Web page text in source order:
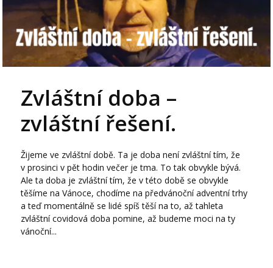
Zvláštní doba –
zvláštní řešení.
Žijeme ve zvláštní době. Ta je doba není zvláštní tím, že
v prosinci v pět hodin večer je tma. To tak obvykle bývá.
Ale ta doba je zvláštní tím, že v této době se obvykle
těšíme na Vánoce, chodíme na předvánoční adventní trhy
a teď momentálně se lidé spíš těší na to, až tahleta
zvláštní covidová doba pomine, až budeme moci na ty
vánoční...